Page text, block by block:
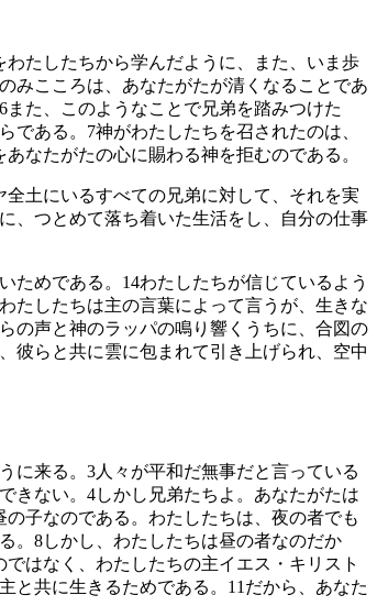
たしたちから学んだように、また、いま歩
みこころは、あなたがたが清くなることであ
6また、このようなことで兄弟を踏みつけた
である。 7神がわたしたちを召されたのは、
なたがたの心に賜わる神を拒むのである。
全土にいるすべての兄弟に対して、それを実
、つとめて落ち着いた生活をし、自分の仕事
ためである。 14わたしたちが信じているよう
わたしたちは主の言葉によって言うが、生きな
の声と神のラッパの鳴り響くうちに、合図の
彼らと共に雲に包まれて引き上げられ、空中
に来る。 3人々が平和だ無事だと言っている
きない。 4しかし兄弟たちよ。あなたがたは
子なのである。わたしたちは、夜の者でも
。 8しかし、わたしたちは昼の者なのだか
はなく、わたしたちの主イエス・キリスト
と共に生きるためである。 11 だから、あなた